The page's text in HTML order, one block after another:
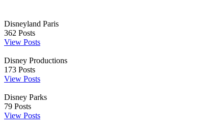
Disneyland Paris
362 Posts
View Posts
Disney Productions
173 Posts
View Posts
Disney Parks
79 Posts
View Posts